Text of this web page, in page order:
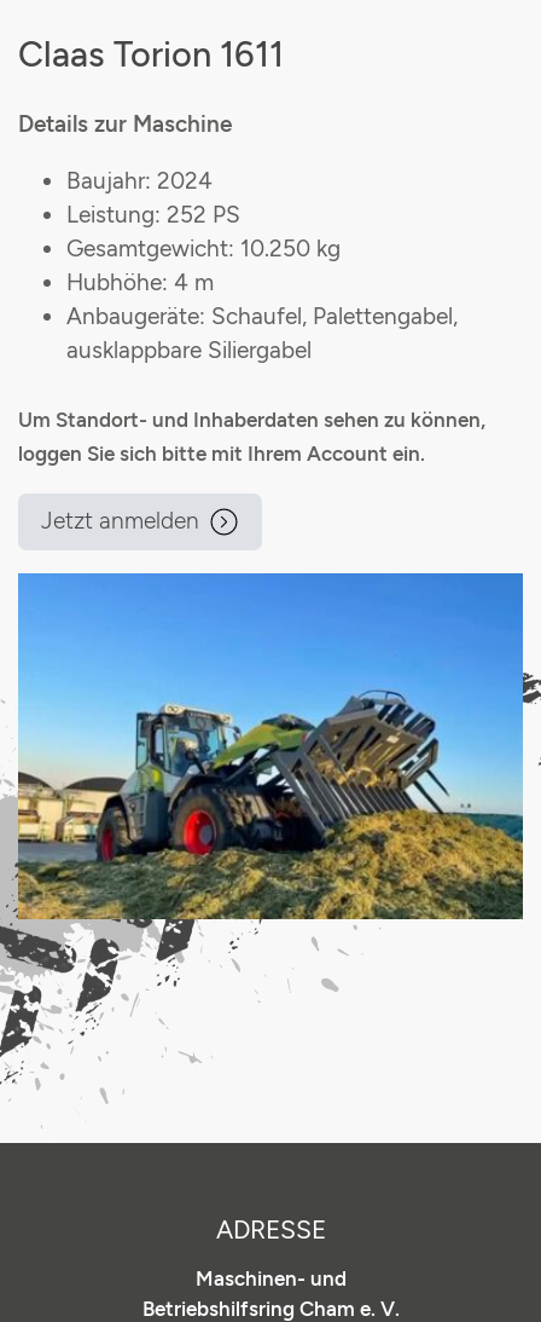
Claas Torion 1611
Details zur Maschine
Baujahr: 2024
Leistung: 252 PS
Gesamtgewicht: 10.250 kg
Hubhöhe: 4 m
Anbaugeräte: Schaufel, Palettengabel,
ausklappbare Siliergabel
Um Standort- und Inhaberdaten sehen zu können,
loggen Sie sich bitte mit Ihrem Account ein.
Jetzt anmelden
ADRESSE
Maschinen- und
Betriebshilfsring Cham e. V.